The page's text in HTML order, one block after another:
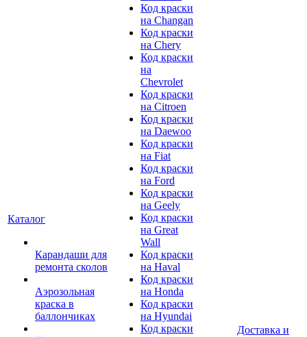
Каталог
Карандаши для
ремонта сколов
Аэрозольная
краска в
баллончиках
Код краски
на Changan
Код краски
на Chery
Код краски
на
Chevrolet
Код краски
на Citroen
Код краски
на Daewoo
Код краски
на Fiat
Код краски
на Ford
Код краски
на Geely
Код краски
на Great
Wall
Код краски
на Haval
Код краски
на Honda
Код краски
на Hyundai
Код краски
Доставка и